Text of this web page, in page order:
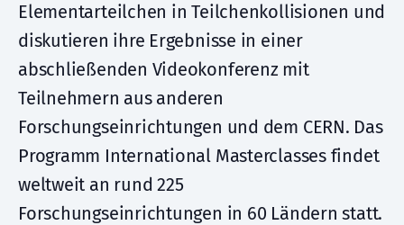
Elementarteilchen in Teilchenkollisionen und
diskutieren ihre Ergebnisse in einer
abschließenden Videokonferenz mit
Teilnehmern aus anderen
Forschungseinrichtungen und dem CERN. Das
Programm International Masterclasses findet
weltweit an rund 225
Forschungseinrichtungen in 60 Ländern statt.